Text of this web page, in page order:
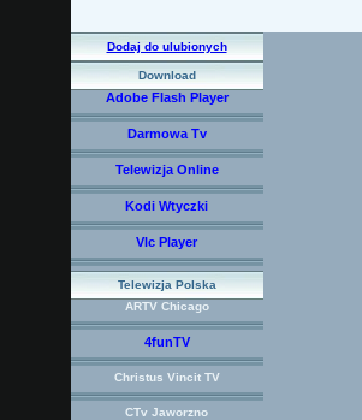
Dodaj do ulubionych
Download
Adobe Flash Player
Darmowa Tv
Telewizja Online
Kodi Wtyczki
Vlc Player
Telewizja Polska
ARTV Chicago
4funTV
Christus Vincit TV
CTv Jaworzno